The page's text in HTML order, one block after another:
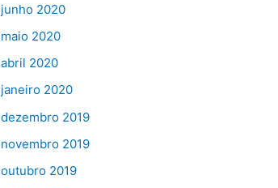
junho 2020
maio 2020
abril 2020
janeiro 2020
dezembro 2019
novembro 2019
outubro 2019